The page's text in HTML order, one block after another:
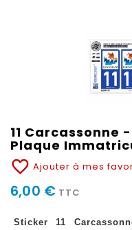
11 Carcassonne
Plaque
favorite_border Ajouter à mes
6,00 € TTC
Sticker 11